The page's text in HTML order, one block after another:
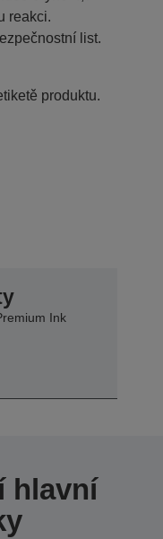
reakci.
list.
produktu.
Ink
hlavní